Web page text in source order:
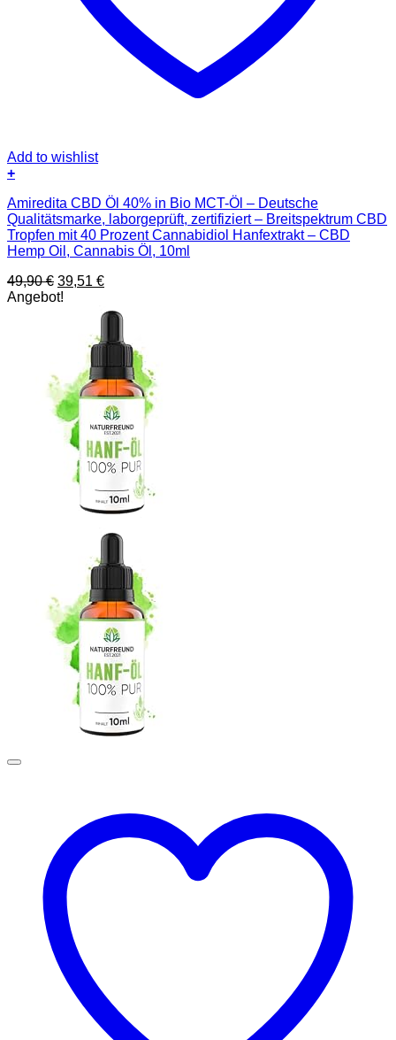
Add to wishlist
+
Amiredita CBD Öl 40% in Bio MCT-Öl – Deutsche
Qualitätsmarke, laborgeprüft, zertifiziert – Breitspektrum CBD
Tropfen mit 40 Prozent Cannabidiol Hanfextrakt – CBD
Hemp Oil, Cannabis Öl, 10ml
49,90€ Ursprünglicher
Preis
39,51 €Aktueller
ist:
Angebot!